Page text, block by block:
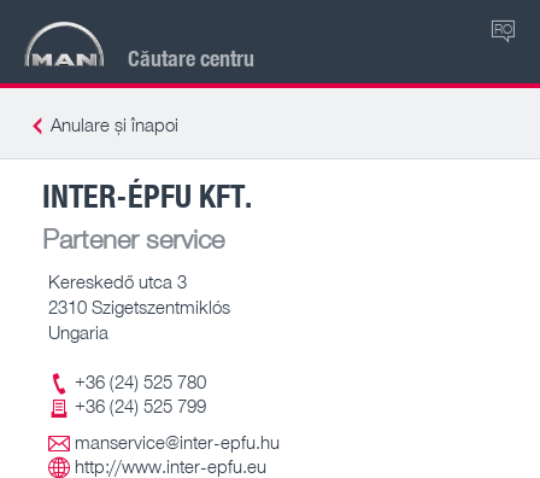
Căutare centru
RO
Anulare și înapoi
INTER-ÉPFU KFT.
Partener service
Kereskedő utca 3
2310 Szigetszentmiklós
Ungaria
+36 (24) 525 780
+36 (24) 525 799
manservice@inter-epfu.hu
http://www.inter-epfu.eu